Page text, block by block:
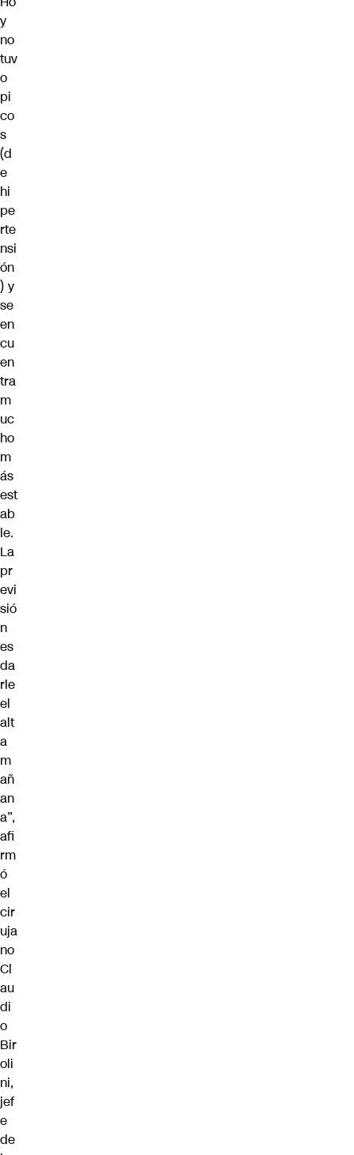
y
no
tuv
o
pi
co
s
(d
e
hi
pe
rte
nsi
ón
) y
se
en
cu
en
tra
m
uc
ho
m
ás
est
ab
le.
La
pr
evi
sió
n
es
da
rle
el
alt
a
m
añ
an
a”,
afi
rm
ó
el
cir
uja
no
Cl
au
di
o
Bir
oli
ni,
jef
e
de